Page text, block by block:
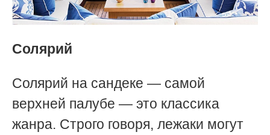
Солярий
Солярий на сандеке — самой
верхней палубе — это классика
жанра. Строго говоря, лежаки могут